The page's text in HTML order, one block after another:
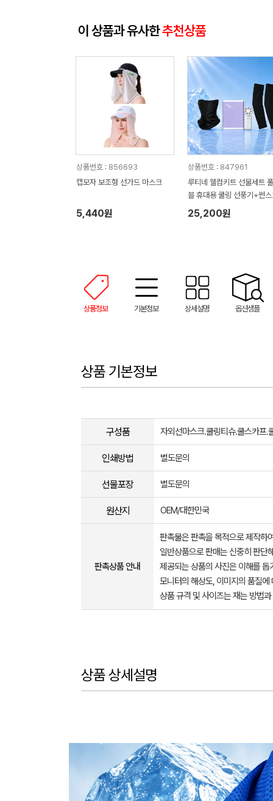
이 상품과 유사한추천상품
상품번호 : 856693
캡모자 보조형 선가드 마스크
5,440원
상품번호 : 847961
루티네 웰컴키트 선물세트
블 휴대용 쿨링 선풍기+썬스
+냉장고쿨토시
25,200원
상품정보 기본정보 상세설명 옵션샘플
상품 기본정보
구성품 자외선마스크.쿨링티슈.쿨스카프.
인쇄방법 별도문의
선물포장 별도문의
원산지 OEM/대한민국
판촉상품 안내
판촉물은 판촉을 목적으로 제작하
일반상품으로 판매는 신중히 판단
제공되는 상품의 사진은 이해를
모니터의 해상도, 이미지의 품질
상품 규격 및 사이즈는 재는 방법
상품 상세설명